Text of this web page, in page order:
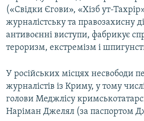
(«Свідки Єгови», «Хізб ут-
журналістську та правозахисну
антивоєнні виступи, фабрикує
тероризм, екстремізм і
У російських місцях несвободи
журналістів із Криму, у тому
голови Меджлісу
Наріман Джелял (за паспортом